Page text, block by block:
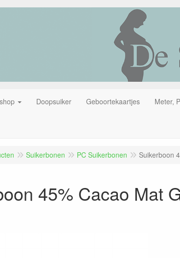
Doopsuiker Geboortekaartjes Meter,
Suikerbonen PC Suikerbonen Suikerboon
45% Cacao Mat